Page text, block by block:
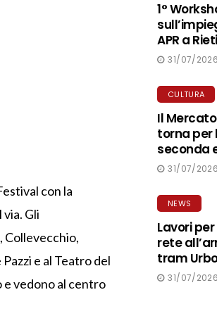
con la
Gli
Collevecchio,
e al Teatro del
e vedono al centro
1°
APR a Rieti
31/07/
CULTURA
Il
torna per
seconda
31/07/
NEWS
Lavori
rete
tram
31/07/